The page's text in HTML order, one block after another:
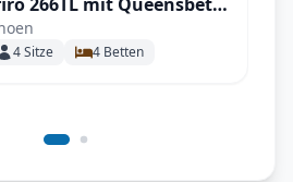
TV, große Heckgarage
4Sitze 4 Betten